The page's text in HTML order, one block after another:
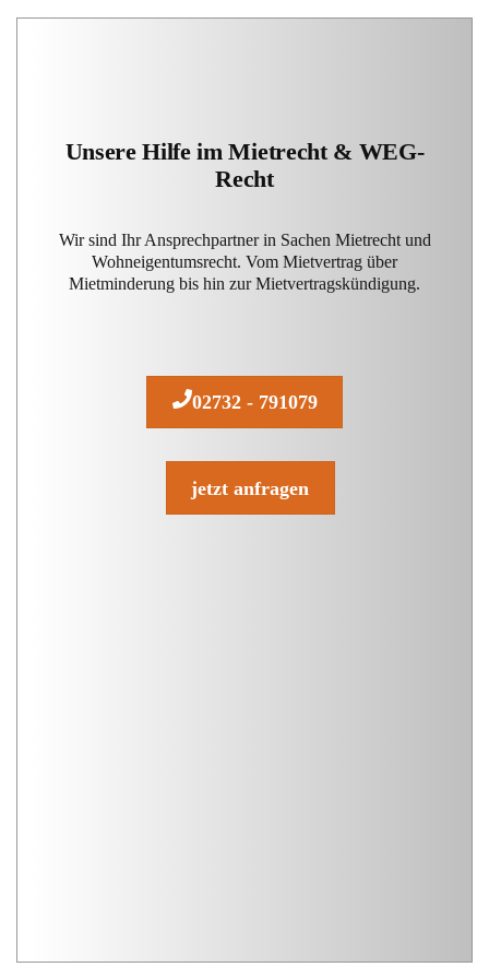
Unsere Hilfe im Mietrecht & WEG-
Recht
Wir sind Ihr Ansprechpartner in Sachen Mietrecht und
Wohneigentumsrecht. Vom Mietvertrag über
Mietminderung bis hin zur Mietvertragskündigung.
02732 - 791079
jetzt anfragen